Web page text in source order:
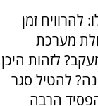
להרוויח זמן
מערכת
לזהות היכן
להטיל סגר
הרבה